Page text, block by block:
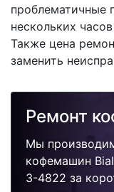
проблематичные
нескольких
Также цена
заменить
Ремонт
Мы
кофемашин
3-4822 за